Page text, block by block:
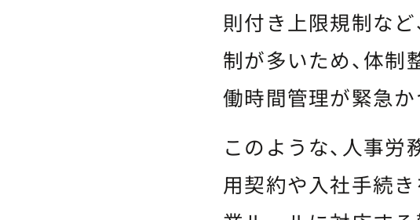
則付き上限規制な
制が多いため、体制
働時間管理が緊急か
このような、人事
用契約や入社手続き